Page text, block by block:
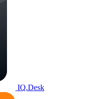
IQ.Desk